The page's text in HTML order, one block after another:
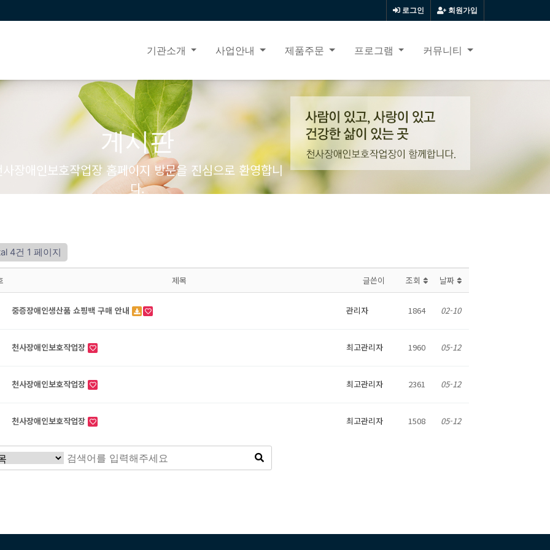
회원가입
로그인
기관소개 사업안내 제품주문 프로그램 커뮤니티
게시판
장애인보호작업장 홈페이지 방문을 진심으로 환영합니
다.
4건 1 페이지
제목 글쓴이 조회 날짜
중증장애인생산품 쇼핑백 구매 안내 관리자 1864 02-10
천사장애인보호작업장 최고관리자 1960 05-12
천사장애인보호작업장 최고관리자 2361 05-12
천사장애인보호작업장 최고관리자 1508 05-12